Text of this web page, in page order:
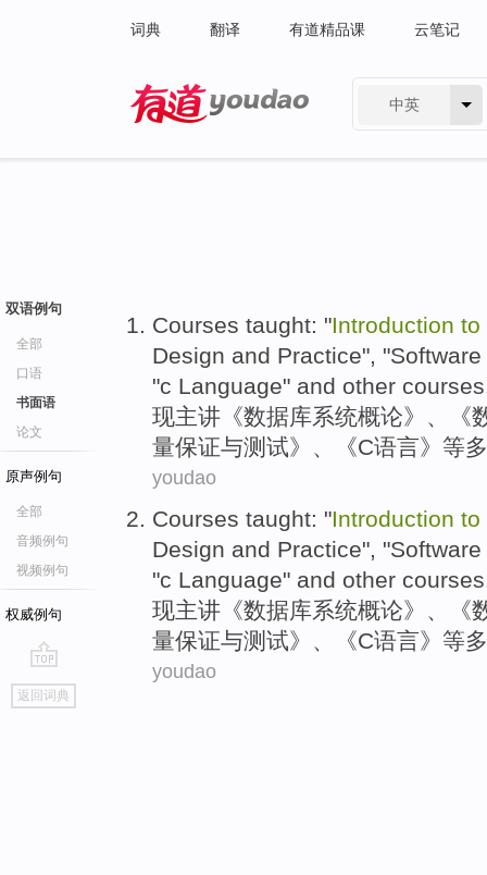
词典 翻译 有道精品课 云笔记
中英
双语例句
全部
口语
书面语
论文
原声例句
全部
音频例句
视频例句
权威例句
go
top
返回词典
Courses taught: "Introduction to
Design and Practice", "Software
"c Language" and other courses
现主讲《数据库系统概论》、《
量保证与测试》、《C语言》 等
youdao
Courses taught: "Introduction to
Design and Practice", "Software
"c Language" and other courses
现主讲《数据库系统概论》、《
量保证与测试》、《C语言》 等
youdao